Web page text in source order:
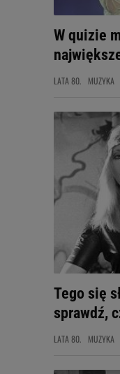
W quizie
LATA 80. MUZYKA
Tego się
sprawdź,
LATA 80. MUZYKA